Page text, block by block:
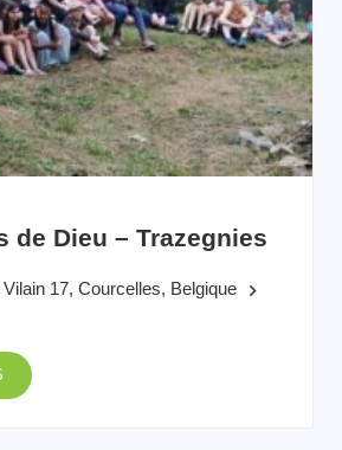
de Dieu – Trazegnies
17, Courcelles, Belgique keyboard_arrow_right